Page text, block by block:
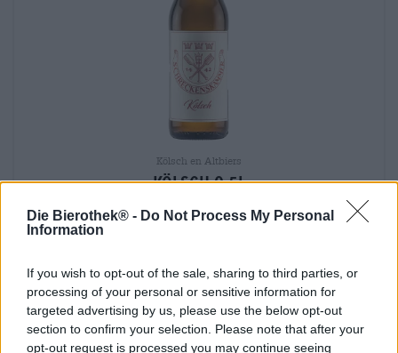
Die Bierothek® - Do Not Process My Personal
Information
If you wish to opt-out of the sale, sharing to third parties, or
processing of your personal or sensitive information for
targeted advertising by us, please use the below opt-out
section to confirm your selection. Please note that after your
opt-out request is processed you may continue seeing
Kölsch en Altbiers
kölsch 0,5l
€ 3,49
Uitverkocht